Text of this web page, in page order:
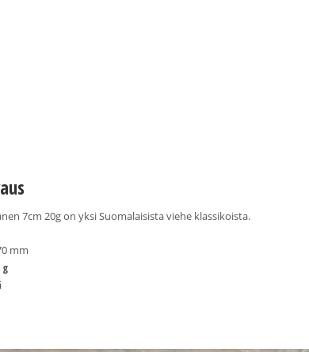
7cm 20g on yksi Suomalaisista viehe klassikoista.
mm
g